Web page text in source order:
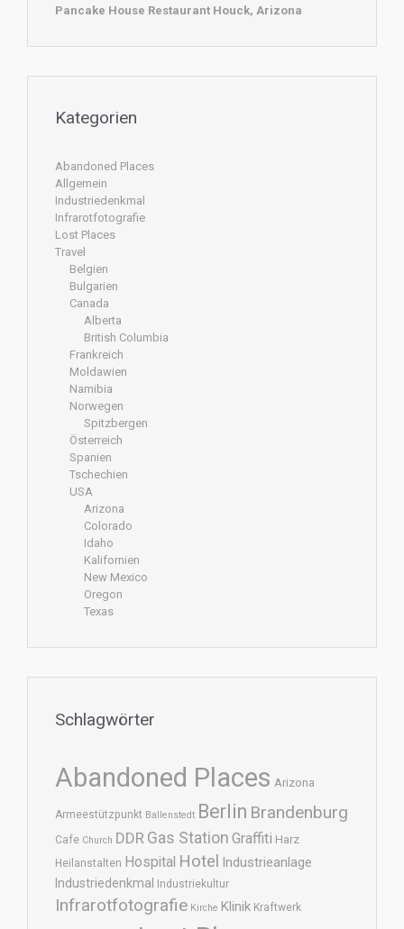
Pancake House Restaurant Houck, Arizona
Kategorien
Abandoned Places
Allgemein
Industriedenkmal
Infrarotfotografie
Lost Places
Travel
Belgien
Bulgarien
Canada
Alberta
British Columbia
Frankreich
Moldawien
Namibia
Norwegen
Spitzbergen
Österreich
Spanien
Tschechien
USA
Arizona
Colorado
Idaho
Kalifornien
New Mexico
Oregon
Texas
Schlagwörter
Abandoned Places Arizona
Armeestützpunkt Ballenstedt Berlin Brandenburg
Cafe Church DDR Gas Station Graffiti Harz
Heilanstalten Hospital Hotel Industrieanlage
Industriedenkmal Industriekultur
Infrarotfotografie Kirche Klinik Kraftwerk